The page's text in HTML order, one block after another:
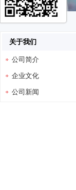
关于我们
公司简介
企业文化
公司新闻